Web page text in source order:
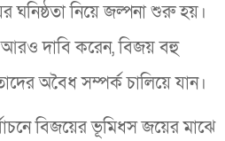
ঘনিষ্ঠতা নিয়ে জল্পনা শুরু হয়।
দাবি করেন, বিজয় বহু
অবৈধ সম্পর্ক চালিয়ে যান।
বিজয়ের ভূমিধস জয়ের মাঝে